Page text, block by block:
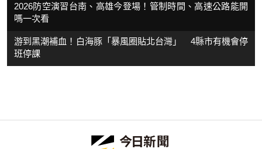
2026防空演習台南、高雄今登場！管制時間、高速公路能開
嗎一次看
游到黑潮補血！白海豚「暴風圈貼北台灣」 4縣市有機會停
班停課